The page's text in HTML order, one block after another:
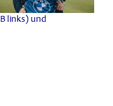
B links) und